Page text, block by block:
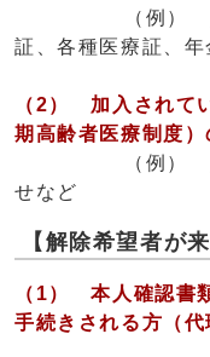
（例） 資格確
証、各種医療証、
（2） 加入されて
期高齢者医療制度
（例） 資格
せなど
【解除希望者が
（1） 本人確認書
手続きされる方（代